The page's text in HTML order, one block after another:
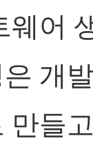
웨어
개
만들